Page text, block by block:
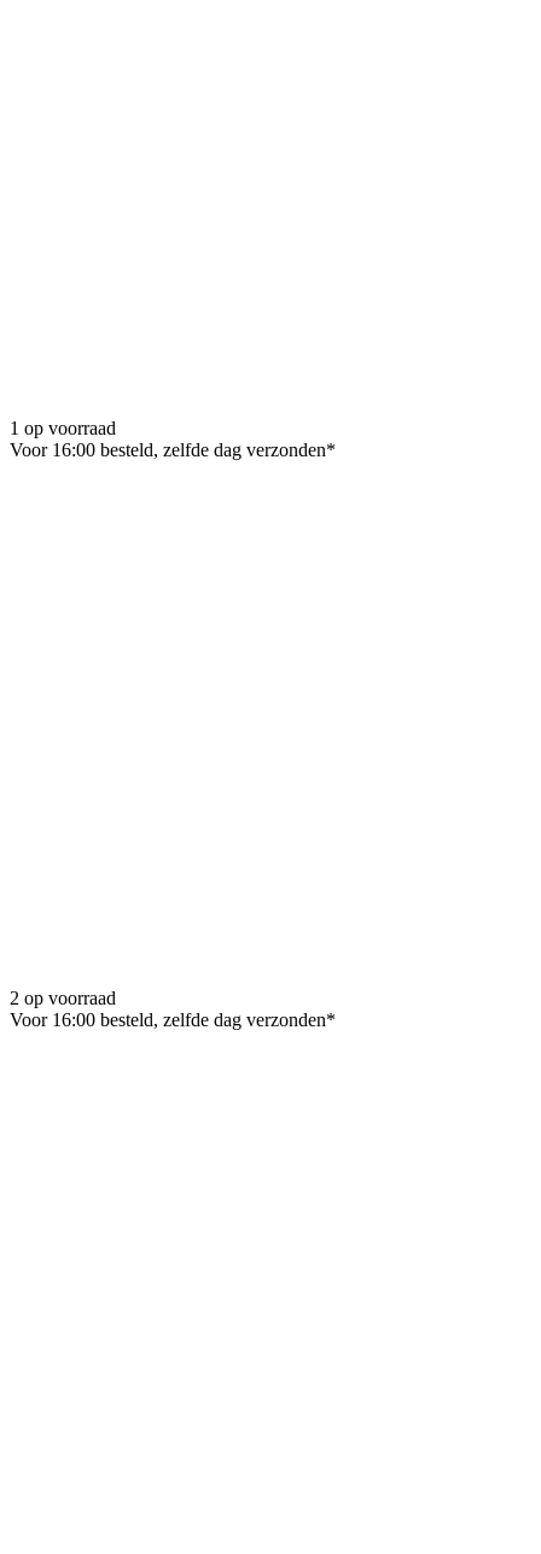
1 op voorraad
Voor 16:00 besteld, zelfde dag verzonden*
2 op voorraad
Voor 16:00 besteld, zelfde dag verzonden*